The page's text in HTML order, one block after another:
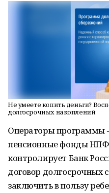
Не умеете копить деньги?
долгосрочных накоплений
Операторы программы
пенсионные фонды
контролирует Банк
договор долгосрочных
заключить в пользу